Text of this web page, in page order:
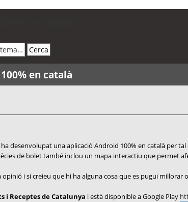
en català
desenvolupat una aplicació Android 100% en català per
de bolet també inclou un mapa interactiu que permet
i si creieu que hi ha alguna cosa que es pugui millorar
i Receptes de Catalunya i està disponible a Google Play